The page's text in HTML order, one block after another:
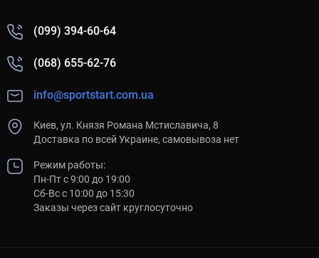
(099) 394-60-64
(068) 655-62-76
info@sportstart.com.ua
Киев, ул. Князя Романа Мстиславича, 8
Доставка по всей Украине, самовывоза нет
Режим работы:
Пн-Пт с 9:00 до 19:00
Сб-Вс с 10:00 до 15:30
Заказы через сайт круглосуточно